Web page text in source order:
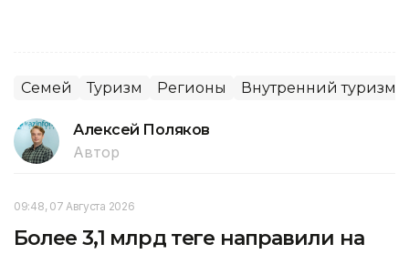
Семей Туризм Регионы Внутренний туризм
Алексей Поляков
Автор
09:48, 07 Августа 2026
Более 3,1 млрд теңге направили на